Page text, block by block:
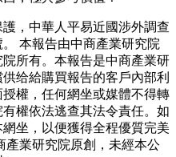
，中華人平易近國涉外調查
本報告由中商產業研究院
所有。本報告是中商產業研
给給購買報告的客戶內部利
權，任何網坐或媒體不得轉
權依法逃查其法令責任。如
坐，以便獲得全程優質完美
產業研究院原創，未經本公